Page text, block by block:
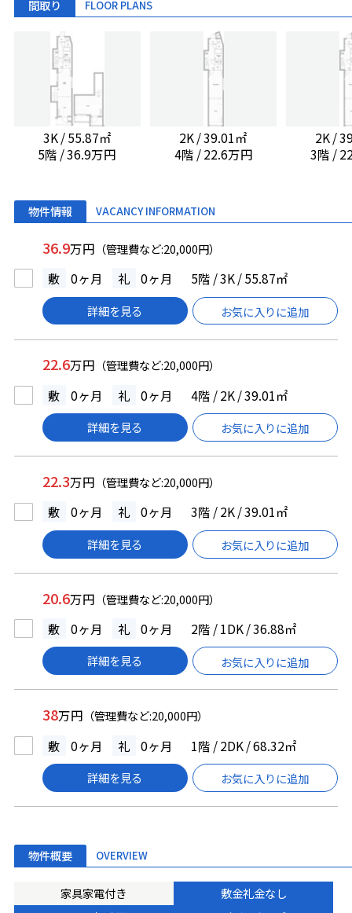
間取り FLOOR PLANS
3K / 55.87㎡
5階 / 36.9万円
2K / 39.01㎡
4階 / 22.6万円
2K /
3階 /
物件情報 VACANCY INFORMATION
36.9万円 （管理費など:20,000円）
敷 0ヶ月 礼 0ヶ月 5階 / 3K / 55.87㎡
詳細を見る お気に入りに追加
22.6万円 （管理費など:20,000円）
敷 0ヶ月 礼 0ヶ月 4階 / 2K / 39.01㎡
詳細を見る お気に入りに追加
22.3万円 （管理費など:20,000円）
敷 0ヶ月 礼 0ヶ月 3階 / 2K / 39.01㎡
詳細を見る お気に入りに追加
20.6万円 （管理費など:20,000円）
敷 0ヶ月 礼 0ヶ月 2階 / 1DK / 36.88㎡
詳細を見る お気に入りに追加
38万円 （管理費など:20,000円）
敷 0ヶ月 礼 0ヶ月 1階 / 2DK / 68.32㎡
詳細を見る お気に入りに追加
物件概要 OVERVIEW
家具家電付き
敷金礼金なし